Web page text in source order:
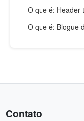
O que é: Header
O que é: Blogue
Contato